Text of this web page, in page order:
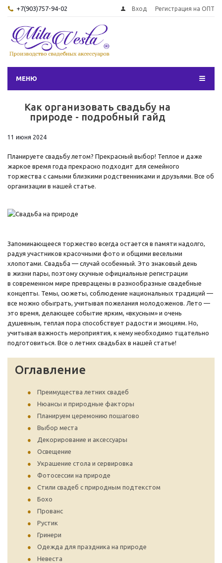
+7(903)757-94-02 Вход Регистрация на ОПТ
МЕНЮ
Как организовать свадьбу на
природе - подробный гайд
11 июня 2024
Планируете свадьбу летом? Прекрасный выбор! Теплое и даже
жаркое время года прекрасно подходит для семейного
торжества с самыми близкими родственниками и друзьями. Все об
организации в нашей статье.
Запоминающееся торжество всегда остается в памяти надолго,
радуя участников красочными фото и общими веселыми
хлопотами. Свадьба — случай особенный. Это знаковый день
в жизни пары, поэтому скучные официальные регистрации
в современном мире превращены в разнообразные свадебные
концепты. Темы, сюжеты, соблюдение национальных традиций —
все можно обыграть, учитывая пожелания молодоженов. Лето —
это время, делающее событие ярким, «вкусным» и очень
душевным, теплая пора способствует радости и эмоциям. Но,
учитывая важность мероприятия, к нему необходимо тщательно
подготовиться. Все о летних свадьбах в нашей статье!
Оглавление
Преимущества летних свадеб
Нюансы и природные факторы
Планируем церемонию пошагово
Выбор места
Декорирование и аксессуары
Освещение
Украшение стола и сервировка
Фотосессии на природе
Стили свадеб с природным подтекстом
Бохо
Прованс
Рустик
Гринери
Одежда для праздника на природе
Невеста